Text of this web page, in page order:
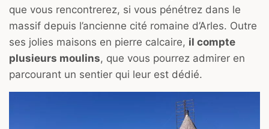
que vous rencontrerez, si vous pénétrez dans le
massif depuis l’ancienne cité romaine d’Arles. Outre
ses jolies maisons en pierre calcaire, il compte
plusieurs moulins, que vous pourrez admirer en
parcourant un sentier qui leur est dédié.